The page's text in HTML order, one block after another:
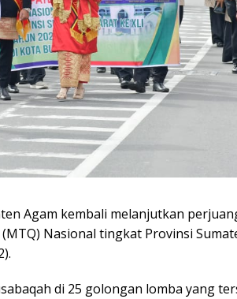
Agam kembali melanjutkan
Nasional tingkat Provinsi
di 25 golongan lomba yang